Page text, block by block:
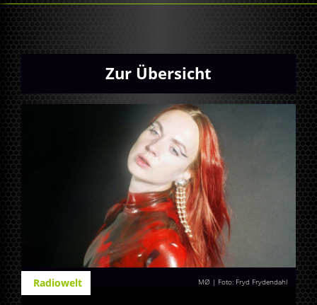
Zur Übersicht
MØ | Foto: Fryd Frydendahl
Radiowelt